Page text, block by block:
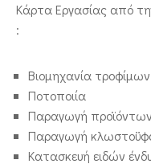
Κάρτα Εργασίας από
:
Βιομηχανία τροφίμων
Ποτοποιία
Παραγωγή
Παραγωγή
Κατασκευή ειδών